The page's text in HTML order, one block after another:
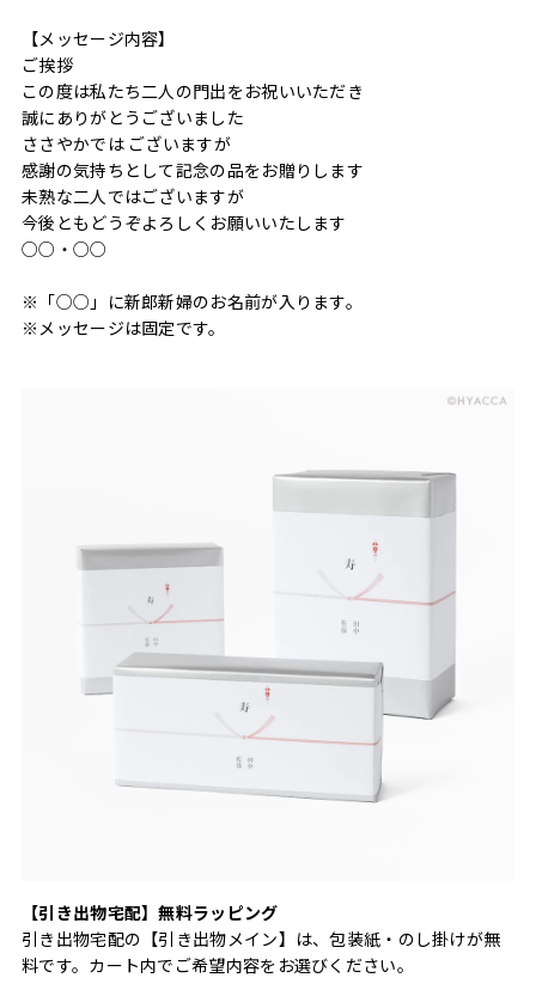
【メッセージ内容】
ご挨拶
この度は私たち二人の門出をお祝いいただき
誠にありがとうございました
ささやかでは ございますが
感謝の気持ちとして記念の品をお贈りします
未熟な二人ではございますが
今後ともどうぞよろしくお願いいたします
○○・○○
※「○○」に新郎新婦のお名前が入ります。
※メッセージは固定です。
【引き出物宅配】無料ラッピング
引き出物宅配の【引き出物メイン】は、包装紙・のし掛けが無
料です。カート内でご希望内容をお選びください。